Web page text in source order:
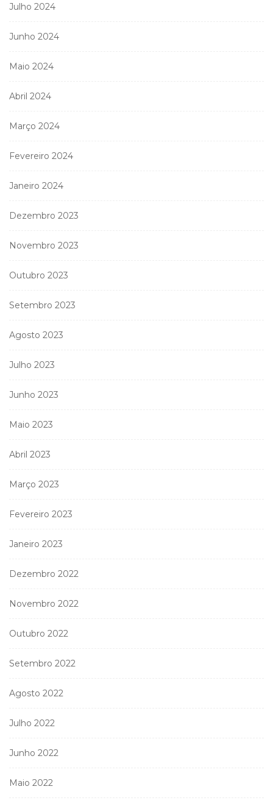
Julho 2024
Junho 2024
Maio 2024
Abril 2024
Março 2024
Fevereiro 2024
Janeiro 2024
Dezembro 2023
Novembro 2023
Outubro 2023
Setembro 2023
Agosto 2023
Julho 2023
Junho 2023
Maio 2023
Abril 2023
Março 2023
Fevereiro 2023
Janeiro 2023
Dezembro 2022
Novembro 2022
Outubro 2022
Setembro 2022
Agosto 2022
Julho 2022
Junho 2022
Maio 2022